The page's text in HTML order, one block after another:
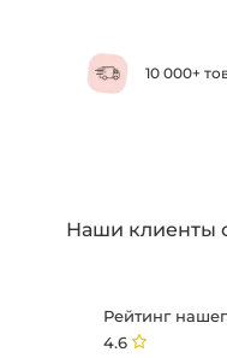
10 000+
Наши клиенты
Рейтинг
4.6